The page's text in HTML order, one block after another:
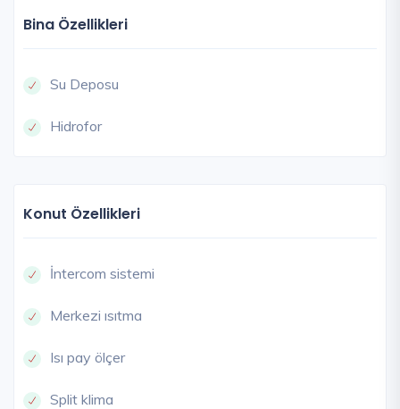
Bina Özellikleri
Su Deposu
Hidrofor
Konut Özellikleri
İntercom sistemi
Merkezi ısıtma
Isı pay ölçer
Split klima